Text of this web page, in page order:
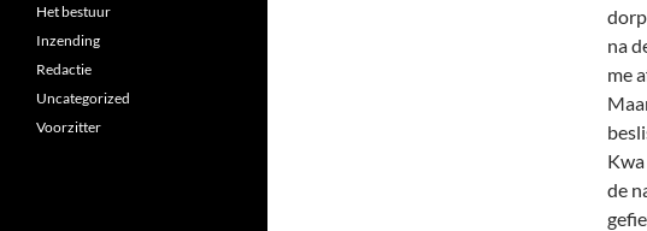
na
me
de
Het bestuur
Inzending
Redactie
Uncategorized
Voorzitter